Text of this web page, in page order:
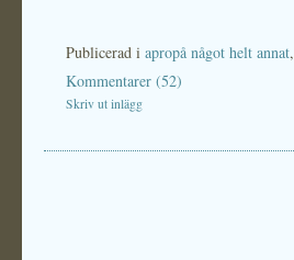
Publicerad i apropå något helt annat,
Kommentarer (52)
Skriv ut inlägg